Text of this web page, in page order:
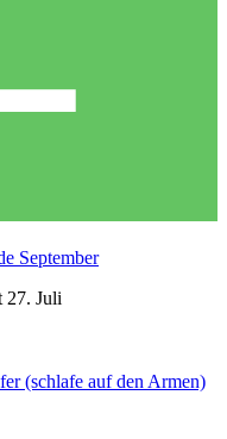
September
27. Juli
(schlafe auf den Armen)